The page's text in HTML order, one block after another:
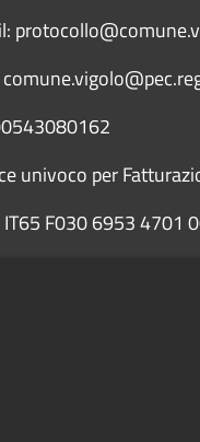
univoco per
IT65 F030 6953 4701